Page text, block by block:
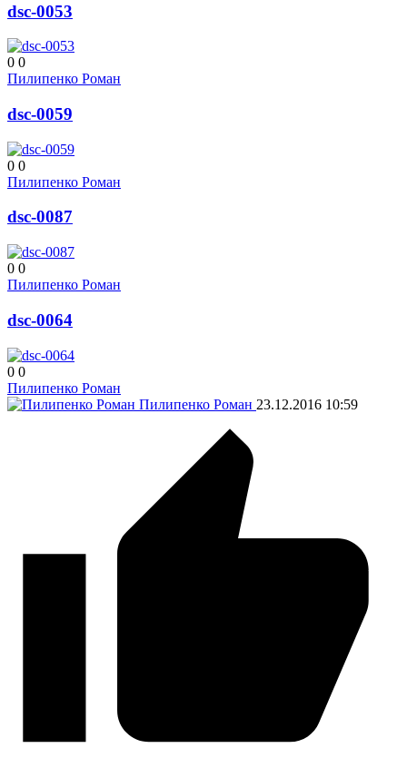
dsc-0053
0 0
Пилипенко Роман
dsc-0059
0 0
Пилипенко Роман
dsc-0087
0 0
Пилипенко Роман
dsc-0064
0 0
Пилипенко Роман
Пилипенко Роман 23.12.2016 10:59